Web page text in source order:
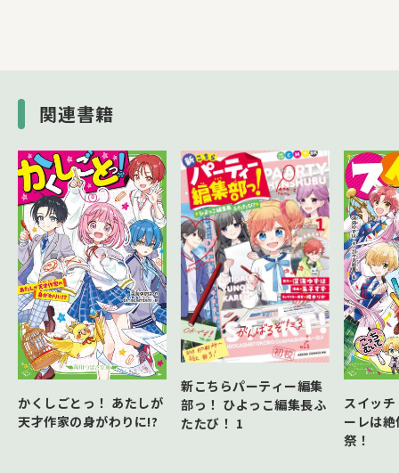
関連書籍
かくしごとっ！ あたしが
天才作家の身がわりに!?
新こちらパーティー編集
部っ！ ひよっこ編集長ふ
たたび！ 1
スイッ
ーレは
祭！